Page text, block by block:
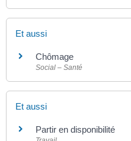
Et aussi
Chômage
Social – Santé
Et aussi
Partir en disponibilité